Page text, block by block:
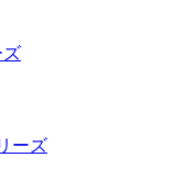
ズ
ーズ